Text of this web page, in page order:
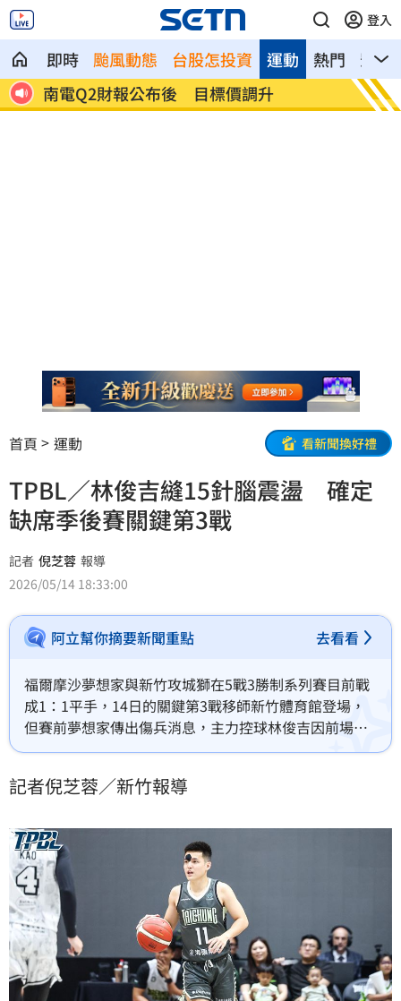
登入
即時 颱風動態 台股怎投資 熱門 影音
運動
特
南電Q2財報公布後 目標價調升 俄軍
首頁 運動 看新聞換好禮
TPBL／林俊吉縫15針腦震盪 確定
缺席季後賽關鍵第3戰
記者 倪芝蓉 報導
2026/05/14 18:33:00
阿立幫你摘要新聞重點 去看看
福爾摩沙夢想家與新竹攻城獅在5戰3勝制系列賽目前戰
成1：1平手，14日的關鍵第3戰移師新竹體育館登場，
但賽前夢想家傳出傷兵消息，主力控球林俊吉因前場被
打到頭，傷口縫了15針，還有腦震盪，確定缺陣。
記者倪芝蓉／新竹報導